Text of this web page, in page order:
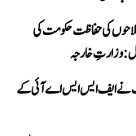
ملاحوں کی حفاظت حکومت کی
نے ایف ایس ایس اے آئی کے